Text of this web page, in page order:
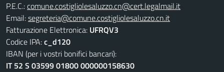
P.E.C.:comune.costigliolesaluzzo.cn@cert.legalmail.it
Email:segreteria@comune.costigliolesaluzzo.cn.it
Fatturazione Elettronica: UFRQV3
Codice IPA:c_d120
IBAN (per i vostri bonifici bancari):
IT 52 S 03599 01800 000000158630